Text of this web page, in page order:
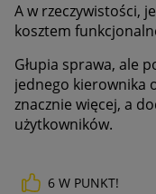
A w rzeczywistości,
kosztem
Głupia sprawa, ale
jednego kierownika
znacznie więcej, a
użytkowników.
6 W PUNKT!